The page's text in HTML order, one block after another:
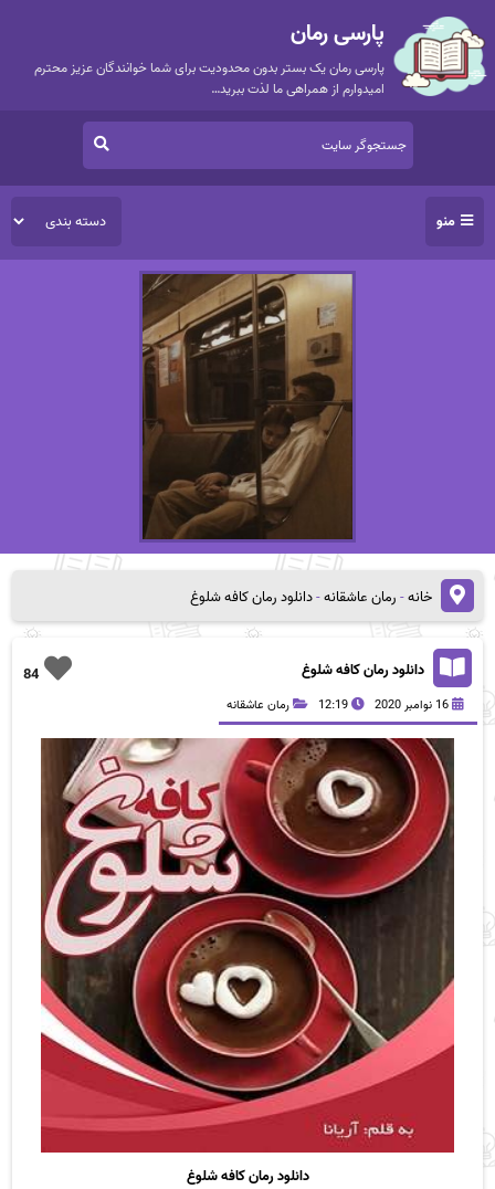
پارسی رمان
پارسی رمان یک بستر بدون محدودیت برای شما خوانندگان عزیز محترم
امیدوارم از همراهی ما لذت ببرید…
منو
خانه-رمان عاشقانه-دانلود رمان کافه شلوغ
84 دانلود رمان کافه شلوغ
16 نوامبر 2020 12:19 رمان عاشقانه
دانلود رمان کافه شلوغ